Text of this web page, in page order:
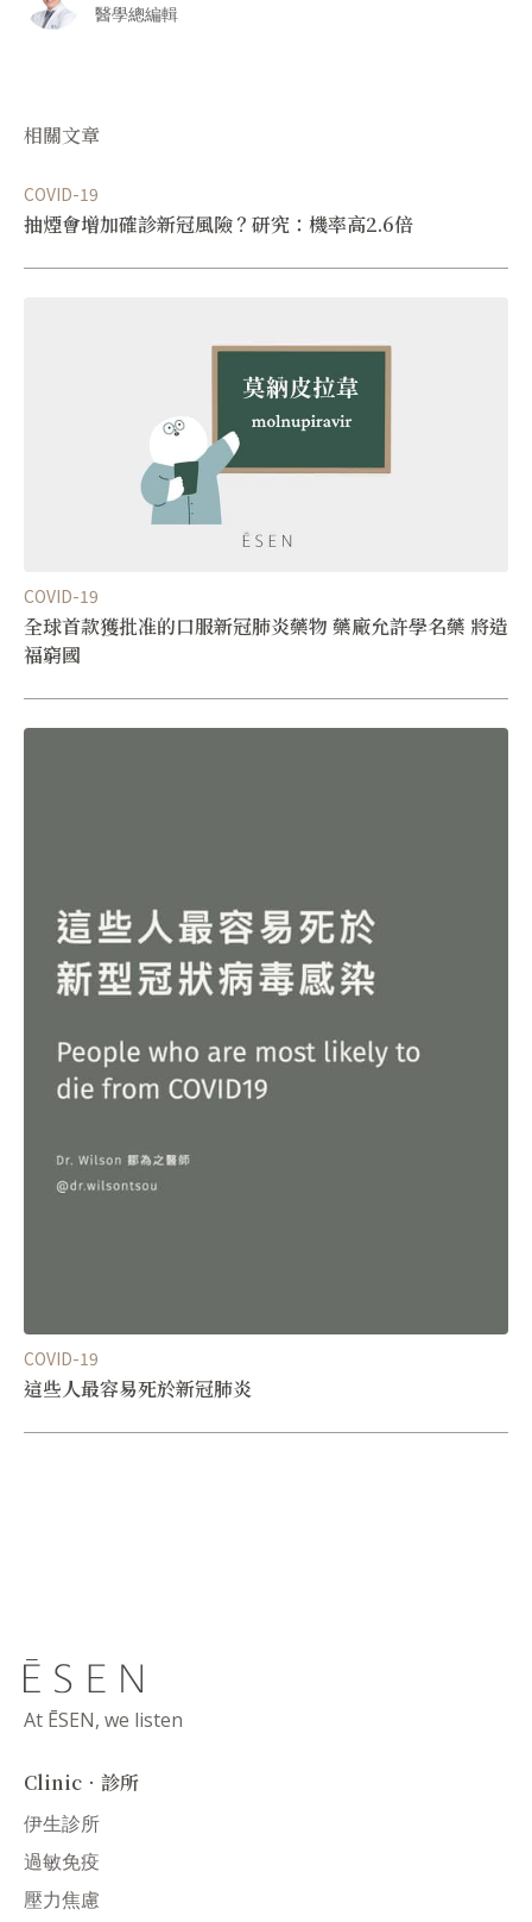
醫學總編輯
相關文章
COVID-19
抽煙會增加確診新冠風險？研究：機率高2.6倍
COVID-19
全球首款獲批准的口服新冠肺炎藥物 藥廠允許學名藥 將造
福窮國
COVID-19
這些人最容易死於新冠肺炎
At ĒSEN, we listen
Clinic．診所
伊生診所
過敏免疫
壓力焦慮